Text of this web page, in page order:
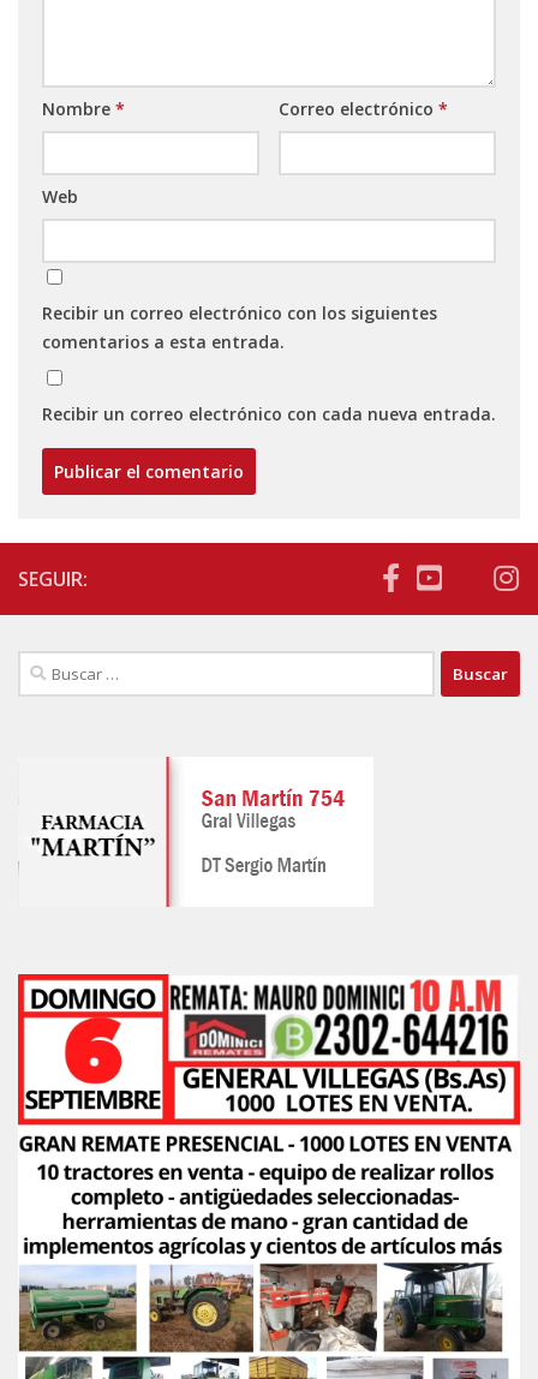
Nombre * Correo electrónico *
Web
Recibir un correo electrónico con los siguientes
comentarios a esta entrada.
Recibir un correo electrónico con cada nueva entrada.
SEGUIR:
Buscar: